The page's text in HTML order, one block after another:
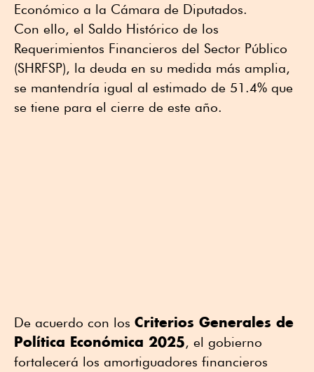
Económico a la Cámara de Diputados.
Con ello, el Saldo Histórico de los
Requerimientos Financieros del Sector Público
(SHRFSP), la deuda en su medida más amplia,
se mantendría igual al estimado de 51.4% que
se tiene para el cierre de este año.
De acuerdo con los Criterios Generales de
Política Económica 2025, el gobierno
fortalecerá los amortiguadores financieros